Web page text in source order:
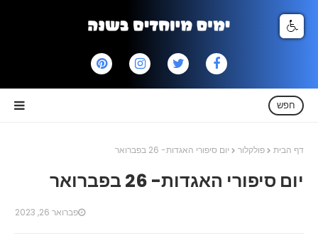
חפש
דף הבית פולקלור יום סיפורי האגדות- 26 בפברואר
יום סיפורי האגדות- 26 בפברואר
פברואר 26, 2023